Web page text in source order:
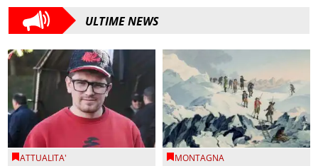
ULTIME NEWS
ATTUALITA' MONTAGNA